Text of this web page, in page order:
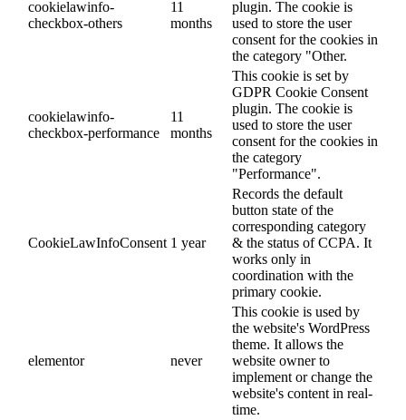
cookielawinfo-
checkbox-others
11
months
plugin. The cookie is
used to store the user
consent for the cookies in
the category "Other.
cookielawinfo-
checkbox-performance
11
months
This cookie is set by
GDPR Cookie Consent
plugin. The cookie is
used to store the user
consent for the cookies in
the category
"Performance".
CookieLawInfoConsent 1 year
Records the default
button state of the
corresponding category
& the status of CCPA. It
works only in
coordination with the
primary cookie.
elementor never
This cookie is used by
the website's WordPress
theme. It allows the
website owner to
implement or change the
website's content in real-
time.